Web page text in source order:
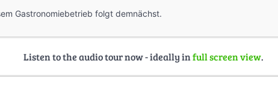
Gastronomiebetrieb folgt demnächst.
Listen to the audio tour now - ideally infull screen view.